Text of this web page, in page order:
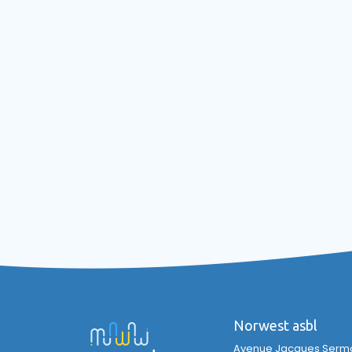
Norwest asbl
Avenue Jacques